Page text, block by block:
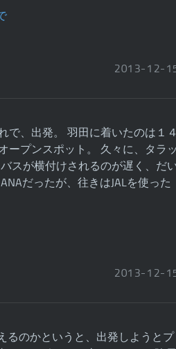
2013- 12-
で、出発。 羽田に着いたのは１４
ープンスポット。 久々に、タラッ
スが横付けされるのが遅く、だ
だったが、往きはJALを使った
2013- 12-
るのかというと、出発しようとプ